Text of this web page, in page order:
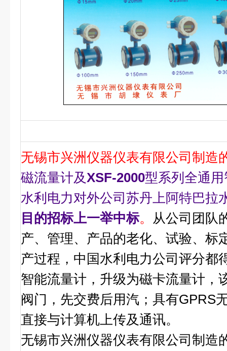
无锡市兴洲仪器仪表有限公司制造
磁流量计及XSF-2000型系列全通
水利电力对外公司苏丹上阿特巴拉
目的招标上一举中标。 从公司团队
产、管理、产品的老化、试验、标
产过程，中国水利电力公司评分都
智能流量计，升级为磁卡流量计，
阀门，先交费后用汽；具有GPRS
直接与计算机上传及通讯。
无锡市兴洲仪器仪表有限公司制造